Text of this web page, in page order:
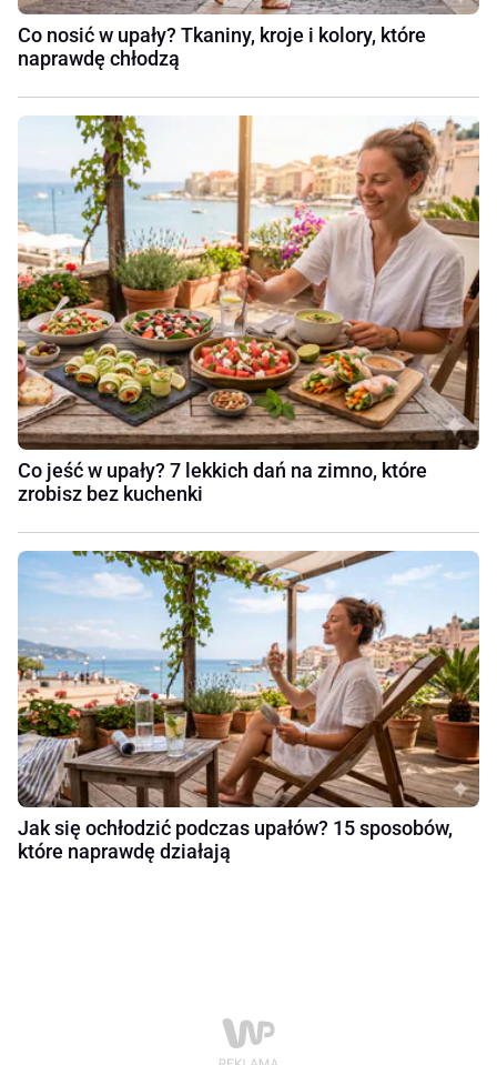
Co nosić w upały? Tkaniny, kroje i kolory, które
naprawdę chłodzą
Co jeść w upały? 7 lekkich dań na zimno, które
zrobisz bez kuchenki
Jak się ochłodzić podczas upałów? 15 sposobów,
które naprawdę działają